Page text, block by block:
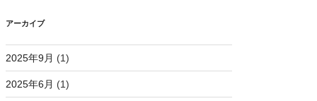
アーカイブ
2025年9月 (1)
2025年6月 (1)